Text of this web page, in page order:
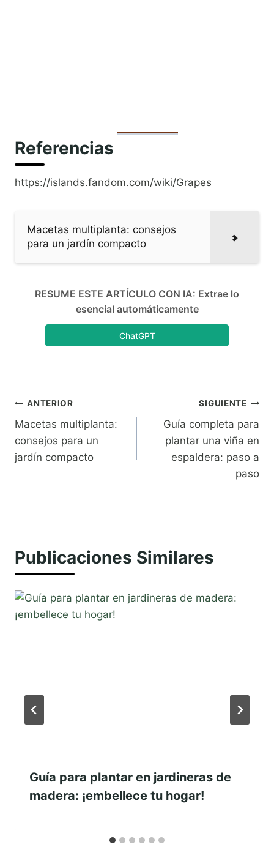
Referencias
https://islands.fandom.com/wiki/Grapes
Macetas multiplanta: consejos
para un jardín compacto
RESUME ESTE ARTÍCULO CON IA: Extrae lo
esencial automáticamente
ChatGPT
Navegación
de
entradas
ANTERIOR
Macetas multiplanta:
consejos para un
jardín compacto
SIGUIENTE
Guía completa para
plantar una viña en
espaldera: paso a
paso
Publicaciones Similares
Guía para plantar en jardineras de
madera: ¡embellece tu hogar!